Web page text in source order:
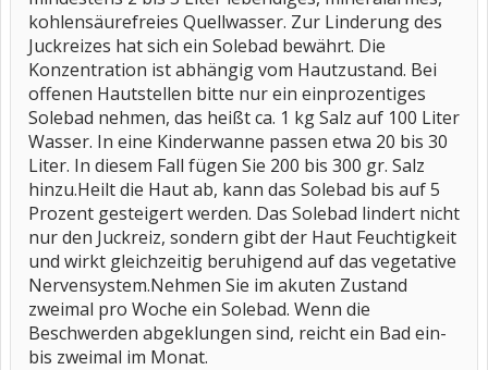
kohlensäurefreies Quellwasser. Zur Linderung des
Juckreizes hat sich ein Solebad bewährt. Die
Konzentration ist abhängig vom Hautzustand. Bei
offenen Hautstellen bitte nur ein einprozentiges
Solebad nehmen, das heißt ca. 1 kg Salz auf 100 Liter
Wasser. In eine Kinderwanne passen etwa 20 bis 30
Liter. In diesem Fall fügen Sie 200 bis 300 gr. Salz
hinzu.Heilt die Haut ab, kann das Solebad bis auf 5
Prozent gesteigert werden. Das Solebad lindert nicht
nur den Juckreiz, sondern gibt der Haut Feuchtigkeit
und wirkt gleichzeitig beruhigend auf das vegetative
Nervensystem.Nehmen Sie im akuten Zustand
zweimal pro Woche ein Solebad. Wenn die
Beschwerden abgeklungen sind, reicht ein Bad ein-
bis zweimal im Monat.